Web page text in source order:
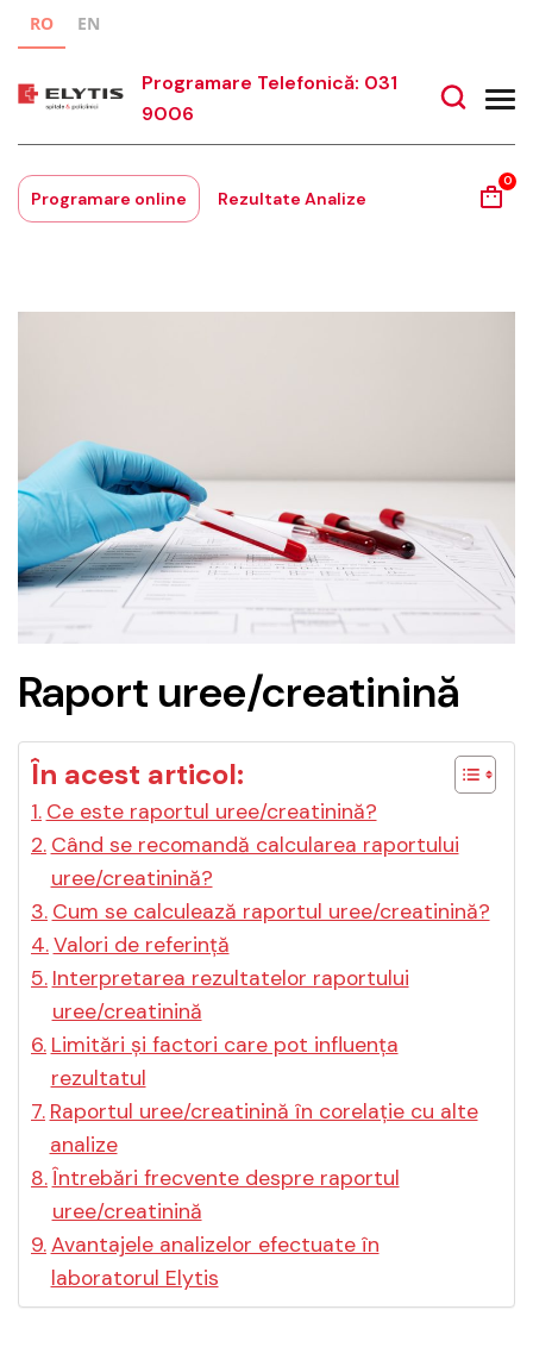
RO EN
Programare Telefonică: 031
9006
Programare online Rezultate Analize
0
Raport uree/creatinină
În acest articol:
Ce este raportul uree/creatinină?
Când se recomandă calcularea raportului
uree/creatinină?
Cum se calculează raportul uree/creatinină?
Valori de referință
Interpretarea rezultatelor raportului
uree/creatinină
Limitări și factori care pot influența
rezultatul
Raportul uree/creatinină în corelație cu alte
analize
Întrebări frecvente despre raportul
uree/creatinină
Avantajele analizelor efectuate în
laboratorul Elytis